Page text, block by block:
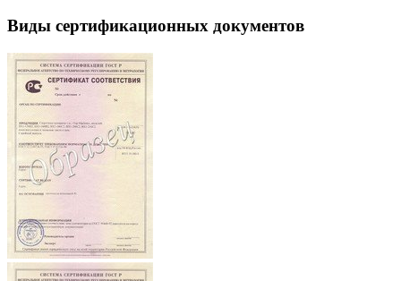
Виды сертификационных документов